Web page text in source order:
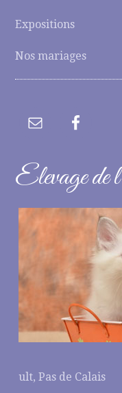
Expositions
Nos mariages
Elevage de
ult, Pas de Calais